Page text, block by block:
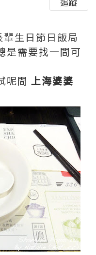
生日節日飯局
是需要找一間可
呢間 上海婆婆